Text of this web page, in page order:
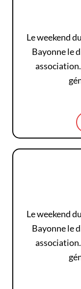
Le weekend
Bayonne le
Le weekend
Bayonne le